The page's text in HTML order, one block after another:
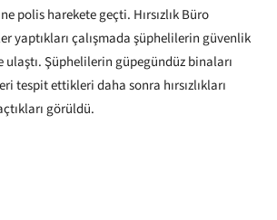
polis harekete geçti. Hırsızlık Büro
yaptıkları çalışmada şüphelilerin güvenlik
Şüphelilerin güpegündüz binaları
tespit ettikleri daha sonra hırsızlıkları
görüldü.